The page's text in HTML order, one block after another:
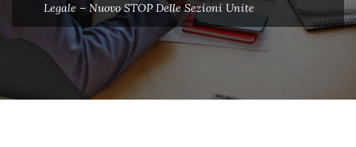
Legale – Nuovo STOP Delle Sezioni Unite